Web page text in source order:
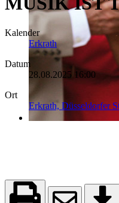
Kalender
Erkrath
Datum
28.08.2025 16:00
Ort
Erkrath, Düsseldorfer